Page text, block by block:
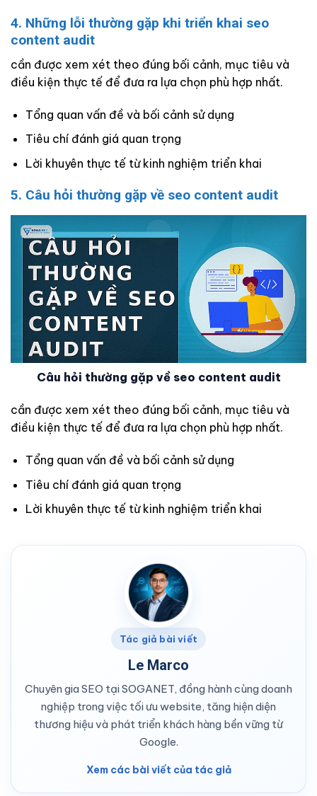
4. Những lỗi thường gặp khi triển khai seo
content audit
cần được xem xét theo đúng bối cảnh, mục tiêu và
điều kiện thực tế để đưa ra lựa chọn phù hợp nhất.
Tổng quan vấn đề và bối cảnh sử dụng
Tiêu chí đánh giá quan trọng
Lời khuyên thực tế từ kinh nghiệm triển khai
5. Câu hỏi thường gặp về seo content audit
Câu hỏi thường gặp về seo content audit
cần được xem xét theo đúng bối cảnh, mục tiêu và
điều kiện thực tế để đưa ra lựa chọn phù hợp nhất.
Tổng quan vấn đề và bối cảnh sử dụng
Tiêu chí đánh giá quan trọng
Lời khuyên thực tế từ kinh nghiệm triển khai
Tác giả bài viết
Le Marco
Chuyên gia SEO tại SOGANET, đồng hành cùng doanh
nghiệp trong việc tối ưu website, tăng hiện diện
thương hiệu và phát triển khách hàng bền vững từ
Google.
Xem các bài viết của tác giả